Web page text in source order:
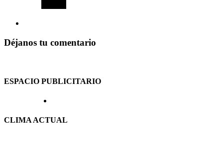
Déjanos tu comentario
ESPACIO PUBLICITARIO
CLIMA ACTUAL